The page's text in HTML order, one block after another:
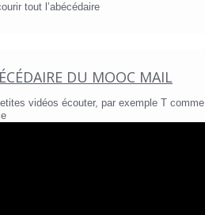
tout l’abécédaire
DU MOOC MAIL
vidéos écouter, par exemple T comme